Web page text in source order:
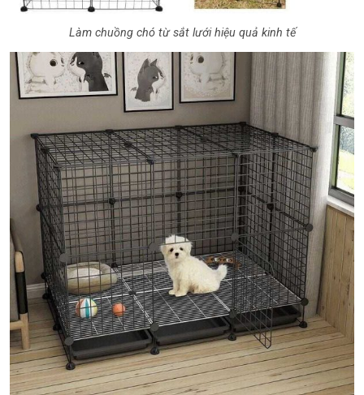
Làm chuồng chó từ sắt lưới hiệu quả kinh tế